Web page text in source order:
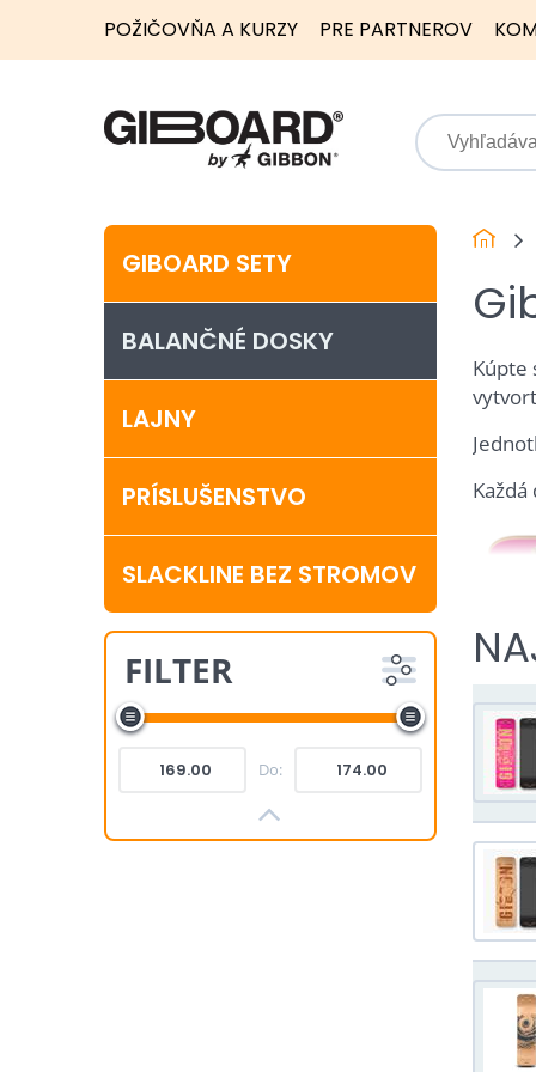
POŽIČOVŇA A KURZY PRE PARTNEROV
GIBOARD SETY
BALANČNÉ DOSKY
LAJNY
PRÍSLUŠENSTVO
SLACKLINE BEZ STROMOV
FILTER
Do:
Kúpte